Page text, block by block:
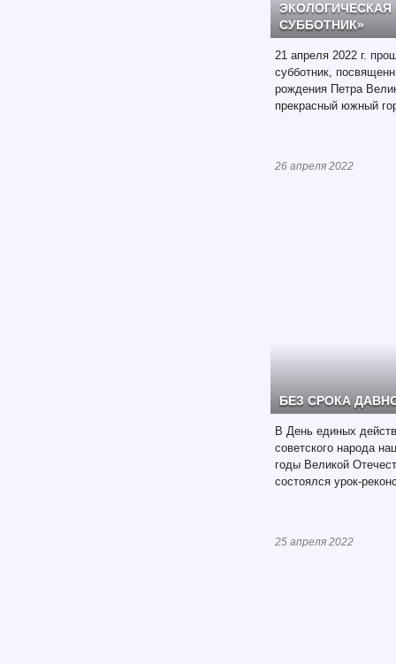
ЭКОЛОГИЧЕСКАЯ
СУББОТНИК»
21 апреля 2022 г.
субботник,
рождения Петра
прекрасный южный
26 апреля 2022
БЕЗ СРОКА
В День единых
советского народа
годы Великой
состоялся урок-
25 апреля 2022